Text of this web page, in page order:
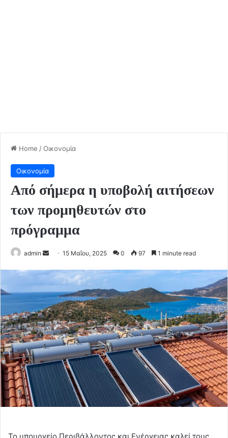
Home /Οικονομία
Οικονομία
Από σήμερα η υποβολή αιτήσεων
των προμηθευτών στο
πρόγραμμα
admin
Send
email
15 Μαΐου, 2025 0 97 1 minute read
Το υπουργείο Περιβάλλοντος και Ενέργειας καλεί τους